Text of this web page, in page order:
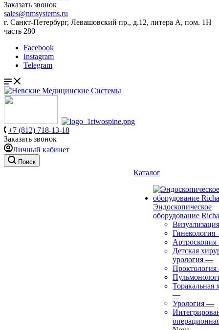
Заказать звонок
sales@nmsystems.ru
г. Санкт-Петербург, Левашовский пр., д.12, литера А, пом. 1Н
часть 280
Facebook
Instagram
Telegram
+7 (812) 718-13-18
Заказать звонок
Личный кабинет
Поиск
Каталог
Эндоскопическое
оборудование
Визуализация
Гинекология
Артроскопия
Детская
урология —
Проктология
Торакальная
—
Урология —